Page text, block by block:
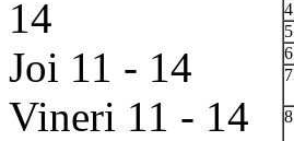
14
Joi 11 - 14
Vineri 11 - 14